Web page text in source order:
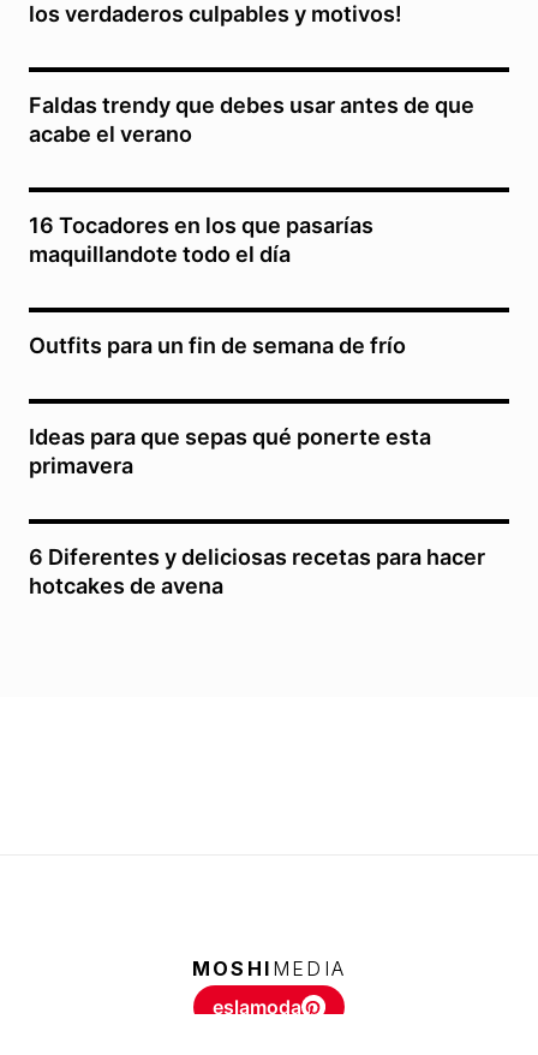
los verdaderos culpables y motivos!
Faldas trendy que debes usar antes de que
acabe el verano
16 Tocadores en los que pasarías
maquillandote todo el día
Outfits para un fin de semana de frío
Ideas para que sepas qué ponerte esta
primavera
6 Diferentes y deliciosas recetas para hacer
hotcakes de avena
MOSHI MEDIA
eslamoda